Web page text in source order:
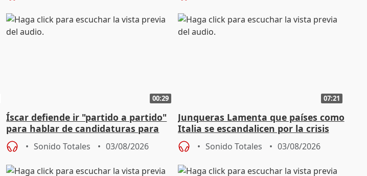
00:29
Íscar defiende ir "partido a partido"
para hablar de candidaturas para
2027
Sonido Totales 03/08/2026
07:21
Junqueras Lamenta que países como
Italia se escandalicen por la crisis
migratoria
Sonido Totales 03/08/2026